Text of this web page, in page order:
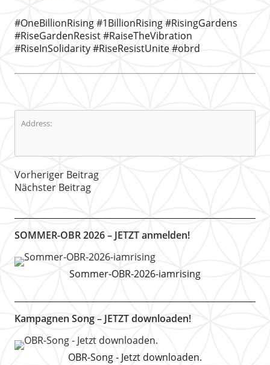
#OneBillionRising #1BillionRising #RisingGardens
#RiseGardenResist #RaiseTheVibration
#RiseInSolidarity #RiseResistUnite #obrd
Address:
Vorheriger Beitrag
Nächster Beitrag
SOMMER-OBR 2026 – JETZT anmelden!
Sommer-OBR-2026-iamrising
Kampagnen Song – JETZT downloaden!
OBR-Song - Jetzt downloaden.